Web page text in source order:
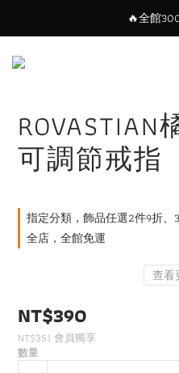
🔥全館
可調節戒指
指定分類，飾品任選2件9折、
全店，全館免運
查看
NT$390
NT$351 會員獨享
數量